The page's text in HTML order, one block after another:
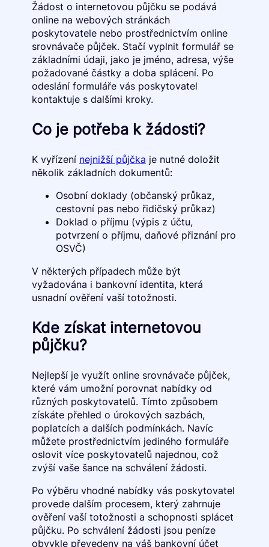
Žádost o internetovou půjčku se podává
online na webových stránkách
poskytovatele nebo prostřednictvím online
srovnávače půjček. Stačí vyplnit formulář se
základními údaji, jako je jméno, adresa, výše
požadované částky a doba splácení. Po
odeslání formuláře vás poskytovatel
kontaktuje s dalšími kroky.
Co je potřeba k žádosti?
K vyřízení nejnižší půjčka je nutné doložit
několik základních dokumentů:
Osobní doklady (občanský průkaz,
cestovní pas nebo řidičský průkaz)
Doklad o příjmu (výpis z účtu,
potvrzení o příjmu, daňové přiznání pro
OSVČ)
V některých případech může být
vyžadována i bankovní identita, která
usnadní ověření vaší totožnosti.
Kde získat internetovou
půjčku?
Nejlepší je využít online srovnávače půjček,
které vám umožní porovnat nabídky od
různých poskytovatelů. Tímto způsobem
získáte přehled o úrokových sazbách,
poplatcích a dalších podmínkách. Navíc
můžete prostřednictvím jediného formuláře
oslovit více poskytovatelů najednou, což
zvýší vaše šance na schválení žádosti.
Po výběru vhodné nabídky vás poskytovatel
provede dalším procesem, který zahrnuje
ověření vaší totožnosti a schopnosti splácet
půjčku. Po schválení žádosti jsou peníze
obvykle převedeny na váš bankovní účet